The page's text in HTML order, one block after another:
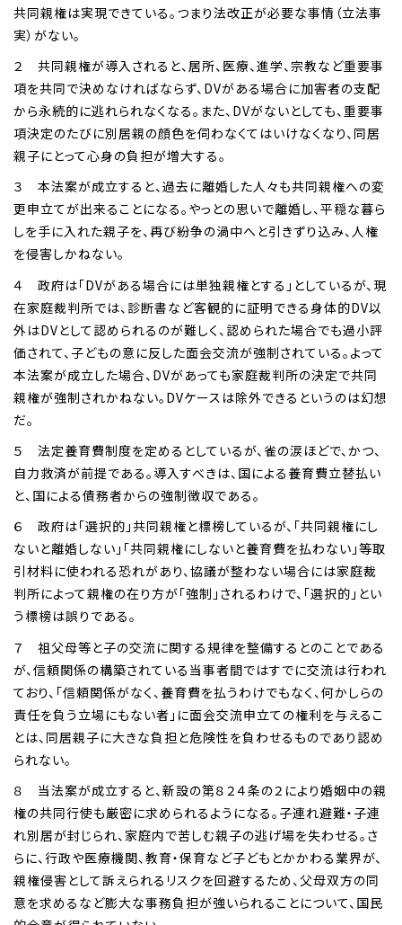
共同親権は実現できている。つまり法改正が必要な事情（立法事
実）がない。
２ 共同親権が導入されると、居所、医療、進学、宗教など重要事
項を共同で決めなければならず、DVがある場合に加害者の支配
から永続的に逃れられなくなる。また、DVがないとしても、重要事
項決定のたびに別居親の顔色を伺わなくてはいけなくなり、同居
親子にとって心身の負担が増大する。
３ 本法案が成立すると、過去に離婚した人々も共同親権への変
更申立てが出来ることになる。やっとの思いで離婚し、平穏な暮ら
しを手に入れた親子を、再び紛争の渦中へと引きずり込み、人権
を侵害しかねない。
４ 政府は「DVがある場合には単独親権とする」としているが、現
在家庭裁判所では、診断書など客観的に証明できる身体的DV以
外はDVとして認められるのが難しく、認められた場合でも過小評
価されて、子どもの意に反した面会交流が強制されている。よって
本法案が成立した場合、DVがあっても家庭裁判所の決定で共同
親権が強制されかねない。DVケースは除外できるというのは幻想
だ。
５ 法定養育費制度を定めるとしているが、雀の涙ほどで、かつ、
自力救済が前提である。導入すべきは、国による養育費立替払い
と、国による債務者からの強制徴収である。
６ 政府は「選択的」共同親権と標榜しているが、「共同親権にし
ないと離婚しない」「共同親権にしないと養育費を払わない」等取
引材料に使われる恐れがあり、協議が整わない場合には家庭裁
判所によって親権の在り方が「強制」されるわけで、「選択的」とい
う標榜は誤りである。
７ 祖父母等と子の交流に関する規律を整備するとのことである
が、信頼関係の構築されている当事者間ではすでに交流は行われ
ており、「信頼関係がなく、養育費を払うわけでもなく、何かしらの
責任を負う立場にもない者」に面会交流申立ての権利を与えるこ
とは、同居親子に大きな負担と危険性を負わせるものであり認め
られない。
８ 当法案が成立すると、新設の第８２４条の２により婚姻中の親
権の共同行使も厳密に求められるようになる。子連れ避難・子連
れ別居が封じられ、家庭内で苦しむ親子の逃げ場を失わせる。さ
らに、行政や医療機関、教育・保育など子どもとかかわる業界が、
親権侵害として訴えられるリスクを回避するため、父母双方の同
意を求めるなど膨大な事務負担が強いられることについて、国民